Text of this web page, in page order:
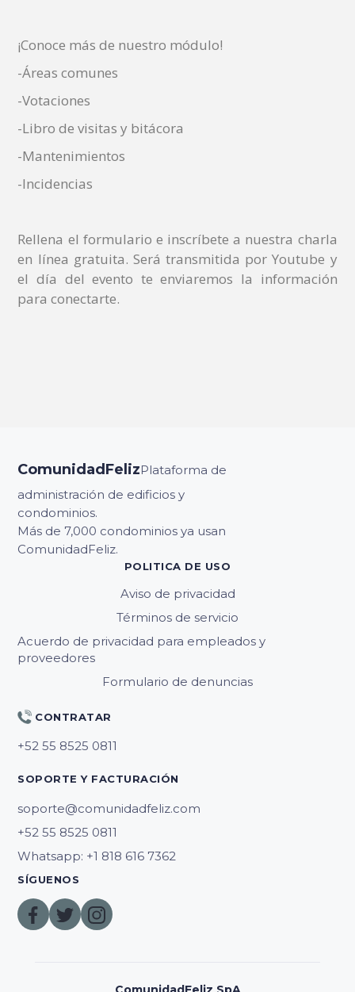
¡Conoce más de nuestro módulo!
-Áreas comunes
-Votaciones
-Libro de visitas y bitácora
-Mantenimientos
-Incidencias
Rellena el formulario e inscríbete a nuestra charla
en línea gratuita. Será transmitida por Youtube y
el día del evento te enviaremos la información
para conectarte.
ComunidadFelizPlataforma de
administración de edificios y
condominios.
Más de 7,000 condominios ya usan
ComunidadFeliz.
POLITICA DE USO
Aviso de privacidad
Términos de servicio
Acuerdo de privacidad para empleados y
proveedores
Formulario de denuncias
CONTRATAR
SOPORTE Y FACTURACIÓN
soporte@comunidadfeliz.com
Whatsapp: +1 818 616 7362
SÍGUENOS